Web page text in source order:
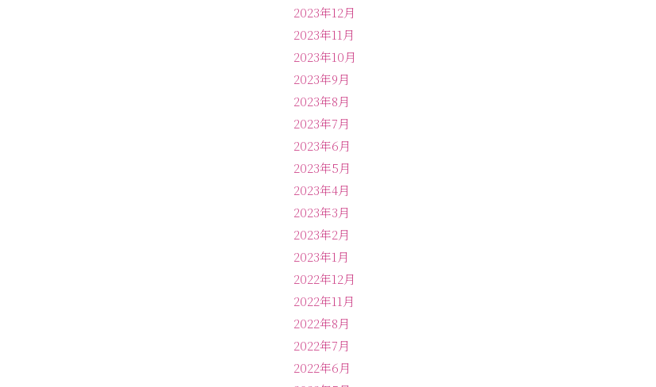
2023年12月
2023年11月
2023年10月
2023年9月
2023年8月
2023年7月
2023年6月
2023年5月
2023年4月
2023年3月
2023年2月
2023年1月
2022年12月
2022年11月
2022年8月
2022年7月
2022年6月